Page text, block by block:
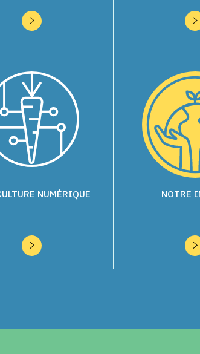
NUMÉRIQUE NOTRE